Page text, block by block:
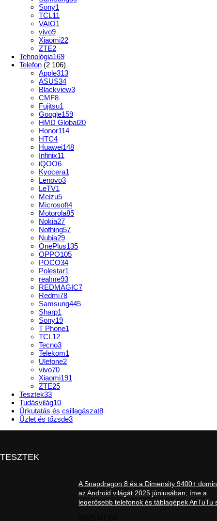
Sony1
TCL11
VAIO1
vivo9
Xiaomi22
ZTE2
Tehnológia169
Telefon (2 106)
Apple313
ASUS34
Blackview3
CMF8
Fujitsu1
Google159
HMD Global20
Honor114
HTC4
Huawei148
Infinix11
iQOO6
Kyocera1
Lenovo3
LeTV1
Meizu5
Microsoft4
Motorola85
Nokia27
Nothing57
Nubia29
OnePlus135
OPPO105
POCO34
Polestar1
realme93
REDMAGIC7
Redmi78
Samsung445
Sharp1
Sony19
T Phone1
TCL12
Tecno3
Telekom1
Ulefone2
vivo70
Xiaomi191
ZTE25
Tesztek33
Tudásvilág10
Űrkutatás és csillagászat8
Üzlet és tőzsde3
TESZTEK
A Snapdragon 8 és a Dimensity 9400+
az Android világát 2025 júniusában; íme a
legerősebb telefonok és táblagépek AnTuTu